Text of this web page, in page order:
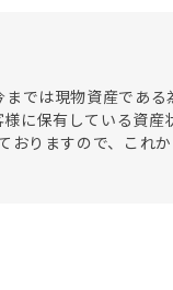
では現物資産であ
に保有している資
りますので、これ